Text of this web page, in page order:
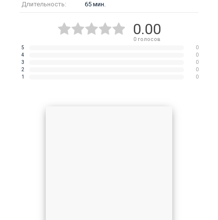
Длительность: 65 мин.
0.00
0голосов
5
0
4
0
3
0
2
0
1
0